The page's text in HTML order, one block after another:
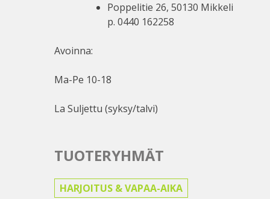
Poppelitie 26, 50130 Mikkeli
p. 0440 162258
Avoinna:
Ma-Pe 10-18
La Suljettu (syksy/talvi)
TUOTERYHMÄT
HARJOITUS & VAPAA-AIKA